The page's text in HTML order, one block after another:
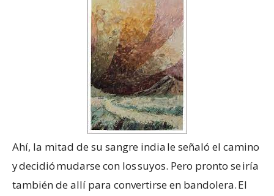
Ahí, la mitad de su sangre india le señaló el camino
y decidió mudarse con los suyos. Pero pronto se iría
también de allí para convertirse en bandolera. El